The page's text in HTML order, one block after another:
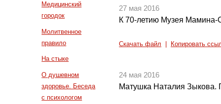
Медицинский
городок
Молитвенное
правило
На стыке
О душевном
здоровье. Беседа
с психологом
27 мая 2016
К 70-летию Музея Мамина-
Скачать файл Копировать
24 мая 2016
Матушка Наталия Зыкова.